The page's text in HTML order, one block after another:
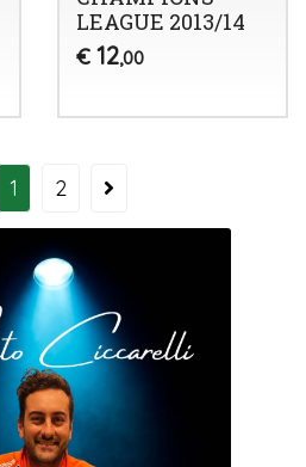
LEAGUE 2013/14
€ 12,00
1 2